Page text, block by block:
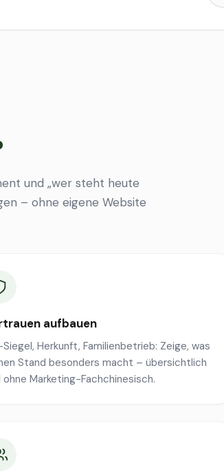
und „wer steht heute
– ohne eigene Website
aufbauen
Herkunft, Familienbetrieb: Zeige, was
Stand besonders macht – übersichtlich
ohne Marketing-Fachchinesisch.